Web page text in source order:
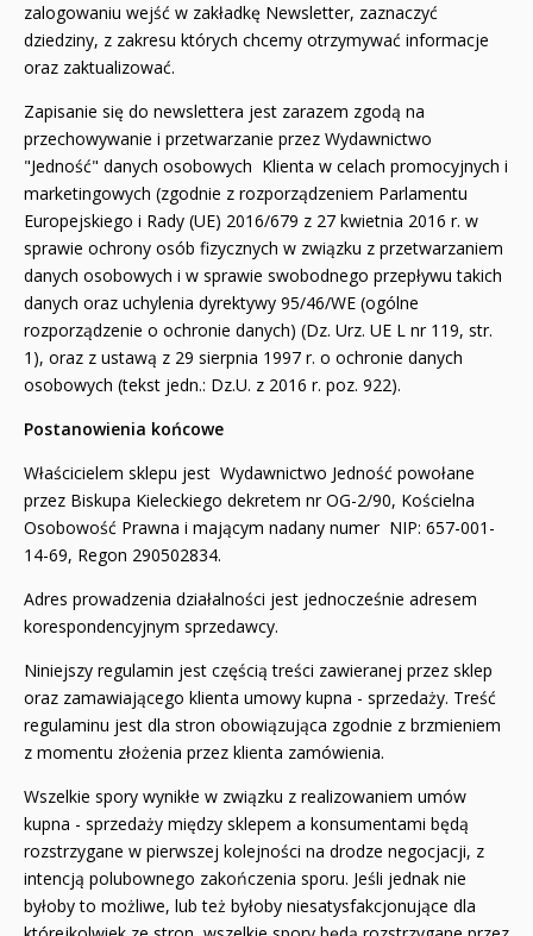
zalogowaniu wejść w zakładkę Newsletter, zaznaczyć
dziedziny, z zakresu których chcemy otrzymywać informacje
oraz zaktualizować.
Zapisanie się do newslettera jest zarazem zgodą na
przechowywanie i przetwarzanie przez Wydawnictwo
"Jedność" danych osobowych Klienta w celach promocyjnych i
marketingowych (zgodnie z rozporządzeniem Parlamentu
Europejskiego i Rady (UE) 2016/679 z 27 kwietnia 2016 r. w
sprawie ochrony osób fizycznych w związku z przetwarzaniem
danych osobowych i w sprawie swobodnego przepływu takich
danych oraz uchylenia dyrektywy 95/46/WE (ogólne
rozporządzenie o ochronie danych) (Dz. Urz. UE L nr 119, str.
1), oraz z ustawą z 29 sierpnia 1997 r. o ochronie danych
osobowych (tekst jedn.: Dz.U. z 2016 r. poz. 922).
Postanowienia końcowe
Właścicielem sklepu jest Wydawnictwo Jedność powołane
przez Biskupa Kieleckiego dekretem nr OG-2/90, Kościelna
Osobowość Prawna i mającym nadany numer NIP: 657-001-
14-69, Regon 290502834.
Adres prowadzenia działalności jest jednocześnie adresem
korespondencyjnym sprzedawcy.
Niniejszy regulamin jest częścią treści zawieranej przez sklep
oraz zamawiającego klienta umowy kupna - sprzedaży. Treść
regulaminu jest dla stron obowiązująca zgodnie z brzmieniem
z momentu złożenia przez klienta zamówienia.
Wszelkie spory wynikłe w związku z realizowaniem umów
kupna - sprzedaży między sklepem a konsumentami będą
rozstrzygane w pierwszej kolejności na drodze negocjacji, z
intencją polubownego zakończenia sporu. Jeśli jednak nie
byłoby to możliwe, lub też byłoby niesatysfakcjonujące dla